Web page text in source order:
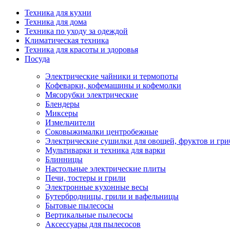
Техника для кухни
Техника для дома
Техника по уходу за одеждой
Климатическая техника
Техника для красоты и здоровья
Посуда
Электрические чайники и термопоты
Кофеварки, кофемашины и кофемолки
Мясорубки электрические
Блендеры
Миксеры
Измельчители
Соковыжималки центробежные
Электрические сушилки для овощей, фруктов и
Мультиварки и техника для варки
Блинницы
Настольные электрические плиты
Печи, тостеры и грили
Электронные кухонные весы
Бутербродницы, грили и вафельницы
Бытовые пылесосы
Вертикальные пылесосы
Аксессуары для пылесосов